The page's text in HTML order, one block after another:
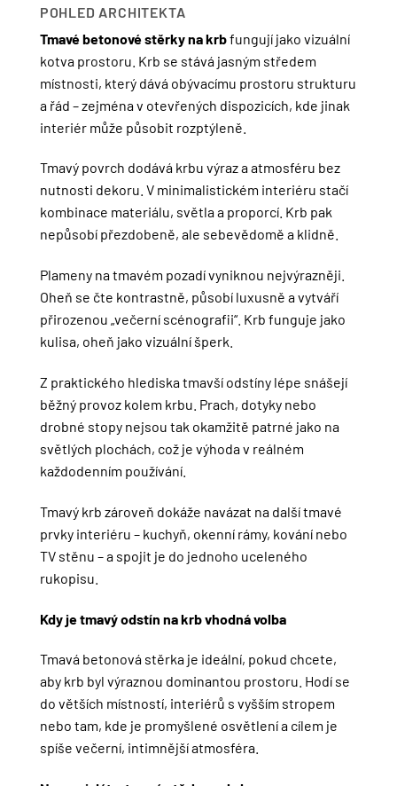
POHLED ARCHITEKTA
Tmavé betonové stěrky na krbfungují jako vizuální
kotva prostoru. Krb se stává jasným středem
místnosti, který dává obývacímu prostoru strukturu
a řád – zejména v otevřených dispozicích, kde jinak
interiér může působit rozptýleně.
Tmavý povrch dodává krbu výraz a atmosféru bez
nutnosti dekoru. V minimalistickém interiéru stačí
kombinace materiálu, světla a proporcí. Krb pak
nepůsobí přezdobeně, ale sebevědomě a klidně.
Plameny na tmavém pozadí vyniknou nejvýrazněji.
Oheň se čte kontrastně, působí luxusně a vytváří
přirozenou „večerní scénografii“. Krb funguje jako
kulisa, oheň jako vizuální šperk.
Z praktického hlediska tmavší odstíny lépe snášejí
běžný provoz kolem krbu. Prach, dotyky nebo
drobné stopy nejsou tak okamžitě patrné jako na
světlých plochách, což je výhoda v reálném
každodenním používání.
Tmavý krb zároveň dokáže navázat na další tmavé
prvky interiéru – kuchyň, okenní rámy, kování nebo
TV stěnu – a spojit je do jednoho uceleného
rukopisu.
Kdy je tmavý odstín na krb vhodná volba
Tmavá betonová stěrka je ideální, pokud chcete,
aby krb byl výraznou dominantou prostoru. Hodí se
do větších místností, interiérů s vyšším stropem
nebo tam, kde je promyšlené osvětlení a cílem je
spíše večerní, intimnější atmosféra.